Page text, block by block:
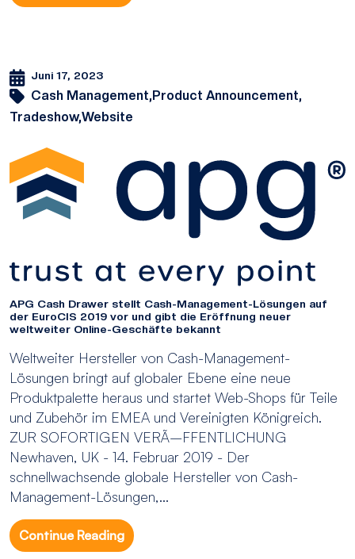
Juni 17, 2023
Cash Management,Product Announcement,
Tradeshow,Website
APG Cash Drawer stellt Cash-Management-Lösungen auf
der EuroCIS 2019 vor und gibt die Eröffnung neuer
weltweiter Online-Geschäfte bekannt
Weltweiter Hersteller von Cash-Management-
Lösungen bringt auf globaler Ebene eine neue
Produktpalette heraus und startet Web-Shops für Teile
und Zubehör im EMEA und Vereinigten Königreich.
ZUR SOFORTIGEN VERÃ–FFENTLICHUNG
Newhaven, UK - 14. Februar 2019 - Der
schnellwachsende globale Hersteller von Cash-
Management-Lösungen,...
Continue Reading